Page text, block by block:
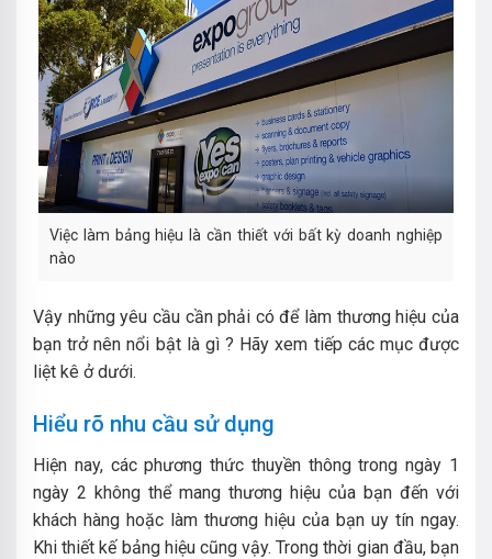
Việc làm bảng hiệu là cần thiết với bất kỳ doanh nghiệp
nào
Vậy những yêu cầu cần phải có để làm thương hiệu của
bạn trở nên nổi bật là gì ? Hãy xem tiếp các mục được
liệt kê ở dưới.
Hiểu rõ nhu cầu sử dụng
Hiện nay, các phương thức thuyền thông trong ngày 1
ngày 2 không thể mang thương hiệu của bạn đến với
khách hàng hoặc làm thương hiệu của bạn uy tín ngay.
Khi thiết kế bảng hiệu cũng vậy. Trong thời gian đầu, bạn